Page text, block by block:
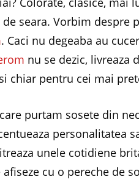
seara. Vorbim
. Caci nu degeaba au
nu se dezic, livreaza
chiar pentru cei mai
purtam sosete din
personalitatea
unele cotidiene
cu o pereche de